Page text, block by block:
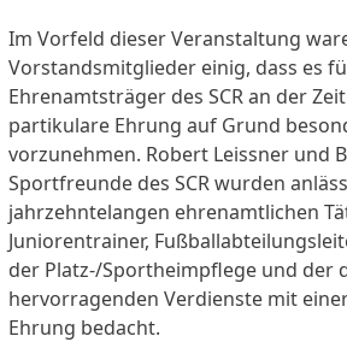
Im Vorfeld dieser Veranstaltung
Vorstandsmitglieder einig, dass es
Ehrenamtsträger des SCR an der
partikulare Ehrung auf Grund
vorzunehmen. Robert Leissner und
Sportfreunde des SCR wurden
jahrzehntelangen ehrenamtlichen
Juniorentrainer,
der Platz-/Sportheimpflege und der
hervorragenden Verdienste mit
Ehrung bedacht.